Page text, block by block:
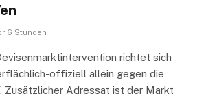
6 Stunden
richtet sich
offiziell allein gegen die
Zusätzlicher Adressat ist der Markt